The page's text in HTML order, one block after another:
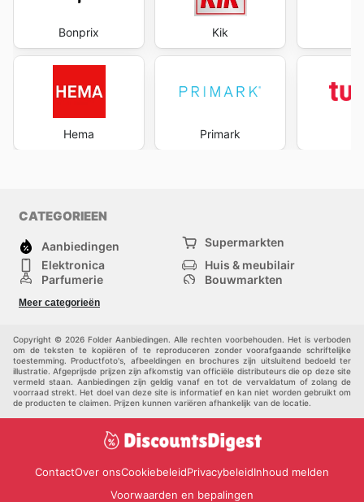
Bonprix
Hema
Kik
Primark
CATEGORIEEN
Aanbiedingen
Supermarkten
Elektronica
Huis & meubilair
Parfumerie
Bouwmarkten
Kinderen
Meer categorieën
Copyright © 2026 Folder Aanbiedingen. Alle rechten voorbehouden. Het is verboden
om de teksten te kopiëren of te reproduceren zonder voorafgaande schriftelijke
toestemming. Productfoto's, afbeeldingen en brochures zijn uitsluitend bedoeld ter
illustratie. Afgeprijsde prijzen zijn afkomstig van officiële distributeurs die op deze site
vermeld staan. Aanbiedingen zijn geldig vanaf en tot de vervaldatum of zolang de
voorraad strekt. Het doel van deze site is informatief en kan niet worden gebruikt om
de producten te claimen. Prijzen kunnen variëren afhankelijk van de locatie.
ContactOver onsCookiebeleidPrivacybeleidInhoud melden
Voorwaarden en bepalingen